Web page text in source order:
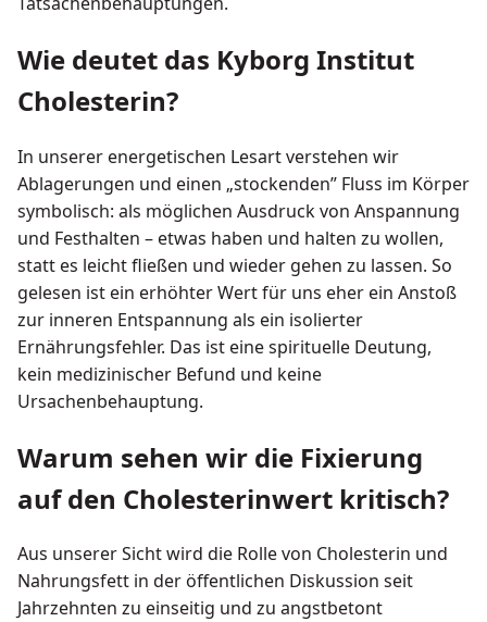
Wie deutet das Kyborg Institut
Cholesterin?
In unserer energetischen Lesart verstehen wir
Ablagerungen und einen „stockenden” Fluss im Körper
symbolisch: als möglichen Ausdruck von Anspannung
und Festhalten – etwas haben und halten zu wollen,
statt es leicht fließen und wieder gehen zu lassen. So
gelesen ist ein erhöhter Wert für uns eher ein Anstoß
zur inneren Entspannung als ein isolierter
Ernährungsfehler. Das ist eine spirituelle Deutung,
kein medizinischer Befund und keine
Ursachenbehauptung.
Warum sehen wir die Fixierung
auf den Cholesterinwert kritisch?
Aus unserer Sicht wird die Rolle von Cholesterin und
Nahrungsfett in der öffentlichen Diskussion seit
Jahrzehnten zu einseitig und zu angstbetont